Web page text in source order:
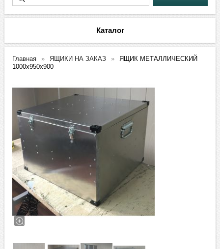
Каталог
Главная ЯЩИКИ НА ЗАКАЗ
ЯЩИК МЕТАЛЛИЧЕСКИЙ
1000х950х900